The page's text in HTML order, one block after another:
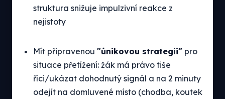
struktura snižuje impulzivní reakce z
nejistoty
Mít připravenou "únikovou strategii" pro
situace přetížení: žák má právo tiše
říci/ukázat dohodnutý signál a na 2 minuty
odejít na domluvené místo (chodba, koutek